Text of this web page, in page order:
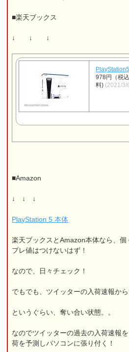
■楽天ブックス
↓ ↓ ↓
PlayStation5
978円（税
料) (2021/3/
■Amazon
↓ ↓ ↓
PlayStation 5 本体
楽天ブックスとAmazon本体なら、個
プレ値はつけないはず！
なので、日々チェック！
でもでも、ツイッターの入荷速報から
というぐらい、奪い合い状態。。
なのでツイッターの過去の入荷速報
荷を予測しパソコンに張り付く！